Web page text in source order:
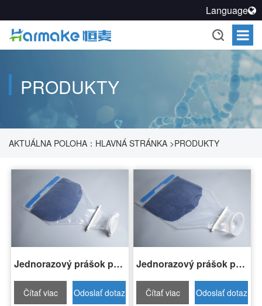
PRODUKTY
AKTUÁLNA POLOHA： HLAVNÁ STRÁNKA >PRODUKTY
>ROZTOK NA UTESNENIE FARMACEUTICKÝCH PROCESOV
TESNENÝ PRENOSOVÝ SYSTÉM>PRÁŠOK CHAGRING
Jednorazový prášok prenos vrecko H3-DPT15-08A
Čítať viac Odoslať dotaz
Jednorazový prášok prenos vrecko H3-DPT30-08A
Čítať viac Odoslať dotaz
Language